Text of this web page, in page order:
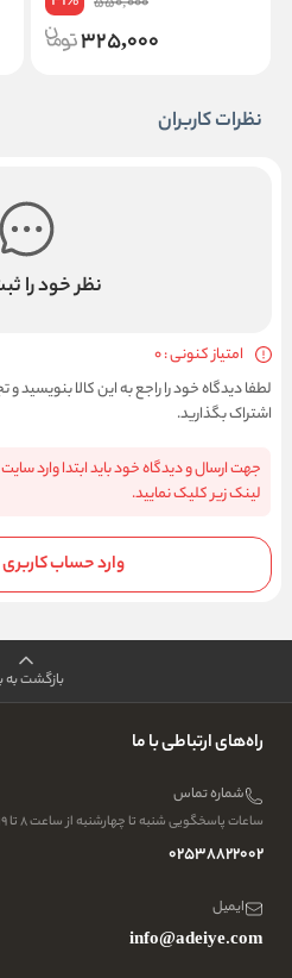
325,000
نظرات کاربران
نظر خود را
امتیاز کنونی : 0
لطفا دیدگاه خود را راجع به این کالا بنویسید و
اشتراک بگذارید.
جهت ارسال و دیدگاه خود باید ابتدا وارد
لینک زیر کلیک نمایید.
وارد حساب
بازگشت به
راه‌های ارتباطی با ما
شماره تماس
ساعات پاسخگویی شنبه تا چهارشنبه از ساعت ۸ تا ۱۹
02538822002
ایمیل
info@adeiye.com